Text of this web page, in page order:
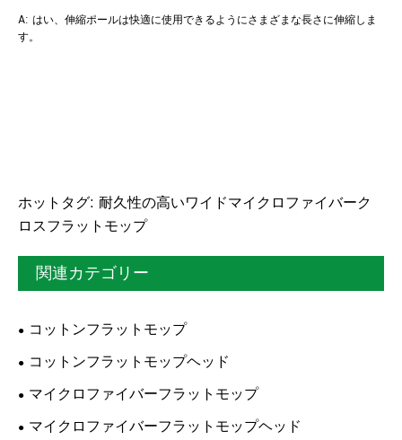
A: はい、伸縮ポールは快適に使用できるようにさまざまな長さに伸縮しま
す。
ホットタグ: 耐久性の高いワイドマイクロファイバーク
ロスフラットモップ
関連カテゴリー
コットンフラットモップ
コットンフラットモップヘッド
マイクロファイバーフラットモップ
マイクロファイバーフラットモップヘッド